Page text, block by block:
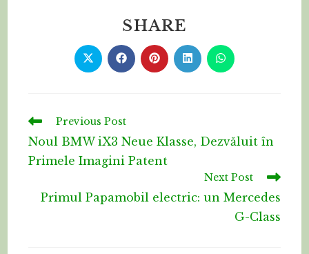
SHARE
Previous Post
Noul BMW iX3 Neue Klasse, Dezvăluit în
Primele Imagini Patent
Next Post
Primul Papamobil electric: un Mercedes
G-Class